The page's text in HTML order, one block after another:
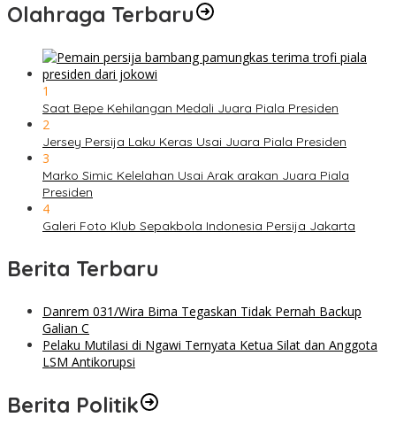
Olahraga Terbaru
1
Saat Bepe Kehilangan Medali Juara Piala Presiden
2
Jersey Persija Laku Keras Usai Juara Piala Presiden
3
Marko Simic Kelelahan Usai Arak arakan Juara Piala
Presiden
4
Galeri Foto Klub Sepakbola Indonesia Persija Jakarta
Berita Terbaru
Danrem 031/Wira Bima Tegaskan Tidak Pernah Backup
Galian C
Pelaku Mutilasi di Ngawi Ternyata Ketua Silat dan Anggota
LSM Antikorupsi
Berita Politik